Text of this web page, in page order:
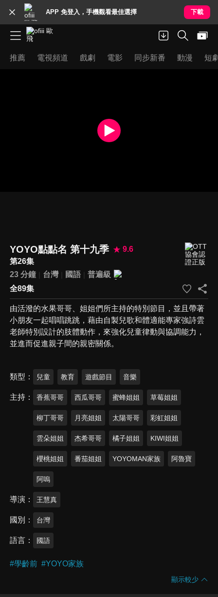
APP 免登入，手機觀看最佳選擇 下載
推薦 電視頻道 戲劇 電影 同步新番 動漫 短
YOYO點點名 第十九季
9.6
第26集
23 分鐘
台灣 國語
普遍級
全89集
由活潑的水果哥哥、姐姐們所主持的特別節目，並且帶著
小朋友一起唱唱跳跳，藉由自製兒歌和體適能專家強詩雲
老師特別設計的肢體動作，來強化兒童律動與協調能力，
並進而促進親子間的親密關係。
類型 兒童 教育 遊戲節目 音樂
主持 香蕉哥哥 西瓜哥哥 蜜蜂姐姐 草莓姐姐
柳丁哥哥 月亮姐姐 太陽哥哥 彩虹姐姐
雲朵姐姐 杰希哥哥 橘子姐姐 KIWI姐姐
櫻桃姐姐 番茄姐姐 YOYOMAN家族 阿魯寶
阿嗚
導演 王慧真
國別 台灣
語言 國語
#學齡前 #YOYO家族
顯示較少